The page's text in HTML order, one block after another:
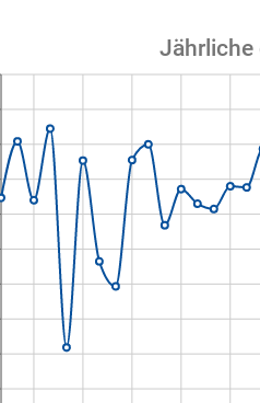
Jährliche